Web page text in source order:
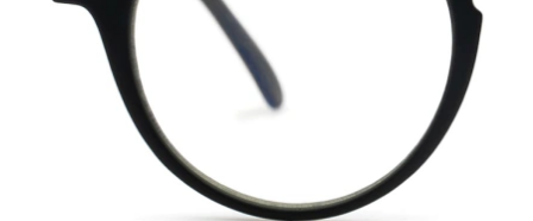
126 mm
Brillenbreite
42 mm
Glashöhe Glasbreite
Glasbreite